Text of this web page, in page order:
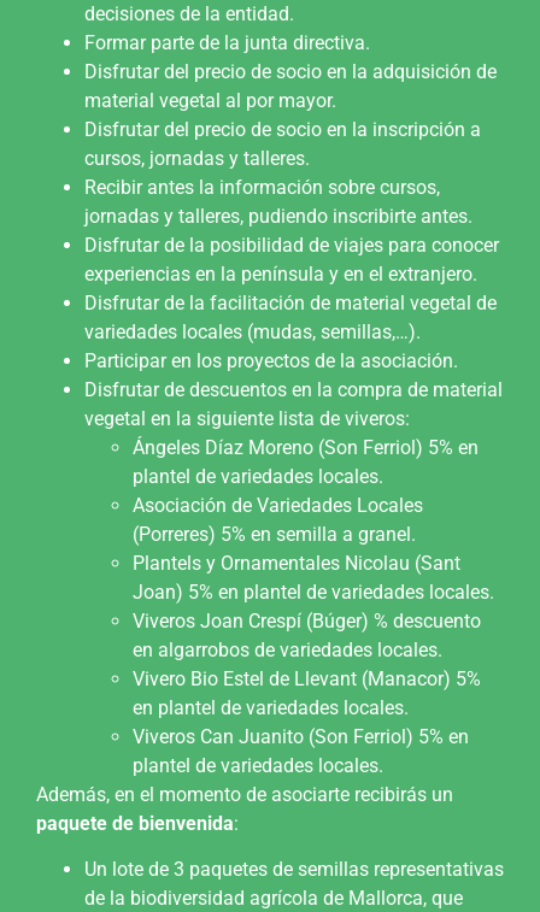
decisiones de la entidad.
Formar parte de la junta directiva.
Disfrutar del precio de socio en la adquisición de
material vegetal al por mayor.
Disfrutar del precio de socio en la inscripción a
cursos, jornadas y talleres.
Recibir antes la información sobre cursos,
jornadas y talleres, pudiendo inscribirte antes.
Disfrutar de la posibilidad de viajes para conocer
experiencias en la península y en el extranjero.
Disfrutar de la facilitación de material vegetal de
variedades locales (mudas, semillas,…).
Participar en los proyectos de la asociación.
Disfrutar de descuentos en la compra de material
vegetal en la siguiente lista de viveros:
Ángeles Díaz Moreno (Son Ferriol) 5% en
plantel de variedades locales.
Asociación de Variedades Locales
(Porreres) 5% en semilla a granel.
Plantels y Ornamentales Nicolau (Sant
Joan) 5% en plantel de variedades locales.
Viveros Joan Crespí (Búger) % descuento
en algarrobos de variedades locales.
Vivero Bio Estel de Llevant (Manacor) 5%
en plantel de variedades locales.
Viveros Can Juanito (Son Ferriol) 5% en
plantel de variedades locales.
Además, en el momento de asociarte recibirás un
paquete de bienvenida:
Un lote de 3 paquetes de semillas representativas
de la biodiversidad agrícola de Mallorca, que